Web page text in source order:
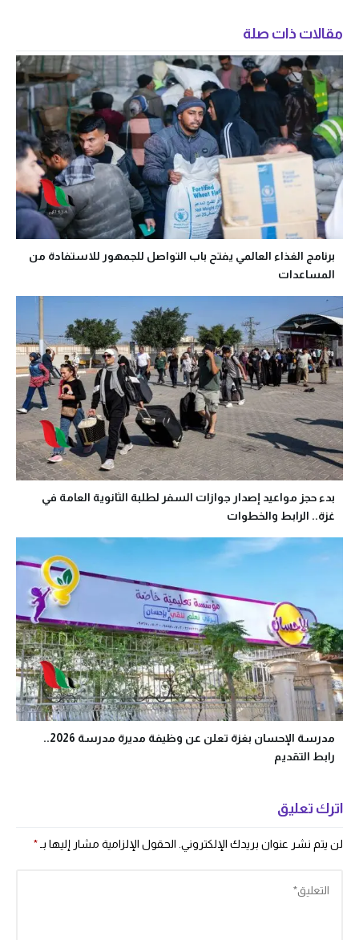
مقالات ذات صلة
برنامج الغذاء العالمي يفتح باب التواصل للجمهور للاستفادة من
المساعدات
بدء حجز مواعيد إصدار جوازات السفر لطلبة الثانوية العامة في
غزة.. الرابط والخطوات
مدرسة الإحسان بغزة تعلن عن وظيفة مديرة مدرسة 2026..
رابط التقديم
اترك تعليق
لن يتم نشر عنوان بريدك الإلكتروني. الحقول الإلزامية مشار إليها بـ*